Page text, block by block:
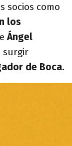
socios como
los
Ángel
surgir
de Boca.